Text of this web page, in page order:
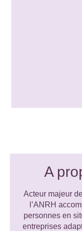
A
Acteur majeur
l’ANRH
personnes en
entreprises